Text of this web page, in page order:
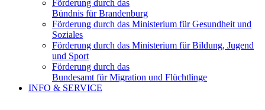
Förderung durch das
Bündnis für Brandenburg
Förderung durch das Ministerium für Gesundheit und
Soziales
Förderung durch das Ministerium für Bildung, Jugend
und Sport
Förderung durch das
Bundesamt für Migration und Flüchtlinge
INFO & SERVICE